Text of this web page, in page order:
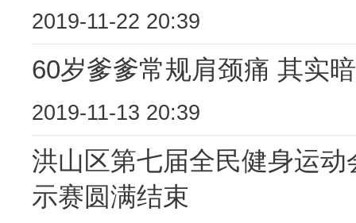
2019-11-22 20:39
60岁爹爹常规肩颈痛 其实
2019-11-13 20:39
洪山区第七届全民健身运
示赛圆满结束